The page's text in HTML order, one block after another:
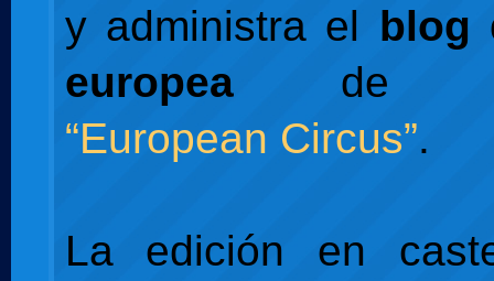
y administra el blog
europeade
“European Circus”.
La edición en